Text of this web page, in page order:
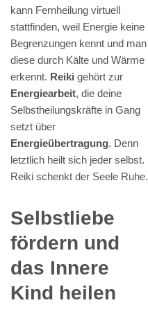
kann Fernheilung virtuell
stattfinden, weil Energie keine
Begrenzungen kennt und man
diese durch Kälte und Wärme
erkennt. Reiki gehört zur
Energiearbeit, die deine
Selbstheilungskräfte in Gang
setzt über
Energieübertragung. Denn
letztlich heilt sich jeder selbst.
Reiki schenkt der Seele Ruhe.
Selbstliebe
fördern und
das Innere
Kind heilen